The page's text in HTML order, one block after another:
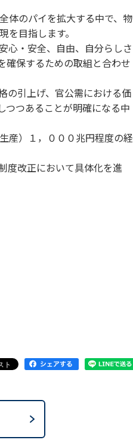
体のパイを拡大する中で、物
目指します。
心・安全、自由、自分らしさ
確保するための取組と合わせ
の引上げ、官公需における価
つつあることが明確になる中
産）１，０００兆円程度の経
度改正において具体化を進